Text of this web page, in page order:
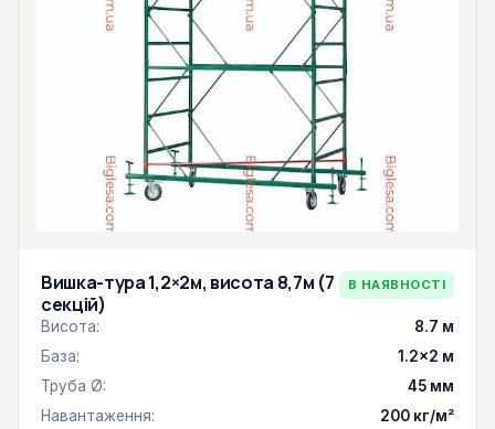
Вишка-тура 1,2×2м, висота 8,7м (7
секцій)
В НАЯВНОСТІ
Висота:
8.7 м
База:
1.2×2 м
Труба Ø:
45 мм
Навантаження:
200 кг/м²